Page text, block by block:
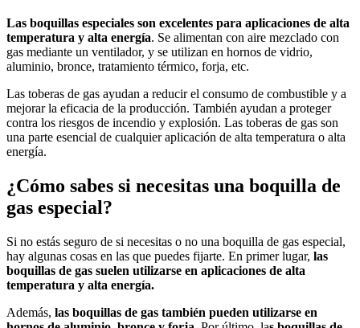
Las boquillas especiales son excelentes para aplicaciones de alta
temperatura y alta energía. Se alimentan con aire mezclado con
gas mediante un ventilador, y se utilizan en hornos de vidrio,
aluminio, bronce, tratamiento térmico, forja, etc.
Las toberas de gas ayudan a reducir el consumo de combustible y a
mejorar la eficacia de la producción. También ayudan a proteger
contra los riesgos de incendio y explosión. Las toberas de gas son
una parte esencial de cualquier aplicación de alta temperatura o alta
energía.
¿Cómo sabes si necesitas una boquilla de
gas especial?
Si no estás seguro de si necesitas o no una boquilla de gas especial,
hay algunas cosas en las que puedes fijarte. En primer lugar, las
boquillas de gas suelen utilizarse en aplicaciones de alta
temperatura y alta energía.
Además, las boquillas de gas también pueden utilizarse en